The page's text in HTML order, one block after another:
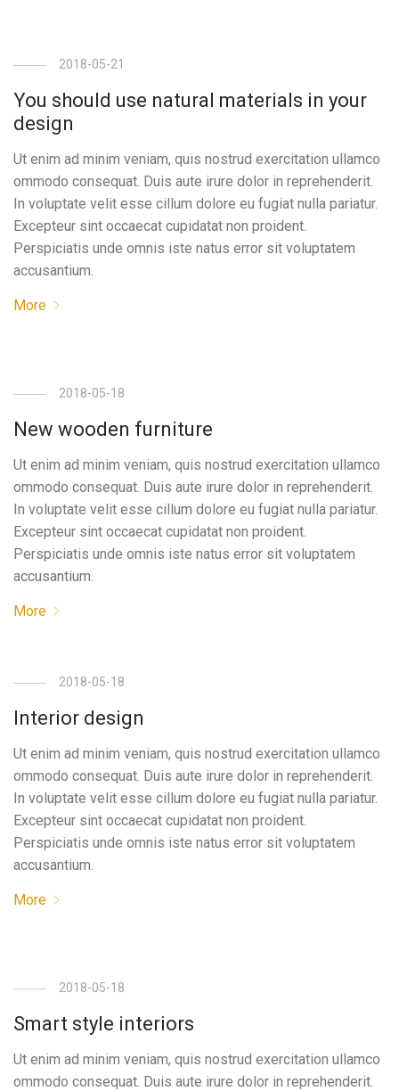
2018-05-21
You should use natural materials in your
design
Ut enim ad minim veniam, quis nostrud exercitation ullamco
ommodo consequat. Duis aute irure dolor in reprehenderit.
In voluptate velit esse cillum dolore eu fugiat nulla pariatur.
Excepteur sint occaecat cupidatat non proident.
Perspiciatis unde omnis iste natus error sit voluptatem
accusantium.
More
2018-05-18
New wooden furniture
Ut enim ad minim veniam, quis nostrud exercitation ullamco
ommodo consequat. Duis aute irure dolor in reprehenderit.
In voluptate velit esse cillum dolore eu fugiat nulla pariatur.
Excepteur sint occaecat cupidatat non proident.
Perspiciatis unde omnis iste natus error sit voluptatem
accusantium.
More
2018-05-18
Interior design
Ut enim ad minim veniam, quis nostrud exercitation ullamco
ommodo consequat. Duis aute irure dolor in reprehenderit.
In voluptate velit esse cillum dolore eu fugiat nulla pariatur.
Excepteur sint occaecat cupidatat non proident.
Perspiciatis unde omnis iste natus error sit voluptatem
accusantium.
More
2018-05-18
Smart style interiors
Ut enim ad minim veniam, quis nostrud exercitation ullamco
ommodo consequat. Duis aute irure dolor in reprehenderit.